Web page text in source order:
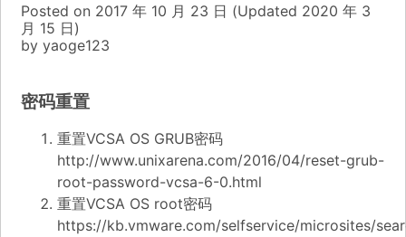
Posted on 2017 年 10 月 23 日 (Updated 2020 年 3
月 15 日)
by yaoge123
密码重置
重置VCSA OS GRUB密码
http://www.unixarena.com/2016/04/reset-grub-
root-password-vcsa-6-0.html
重置VCSA OS root密码
https://kb.vmware.com/selfservice/microsites/